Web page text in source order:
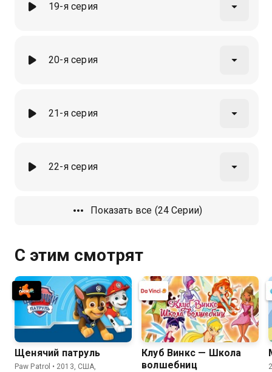
19-я серия
20-я серия
21-я серия
22-я серия
Показать все (24 Серии)
С этим смотрят
Щенячий патруль
Paw Patrol • 2013, США,
Клуб Винкс — Школа
волшебниц